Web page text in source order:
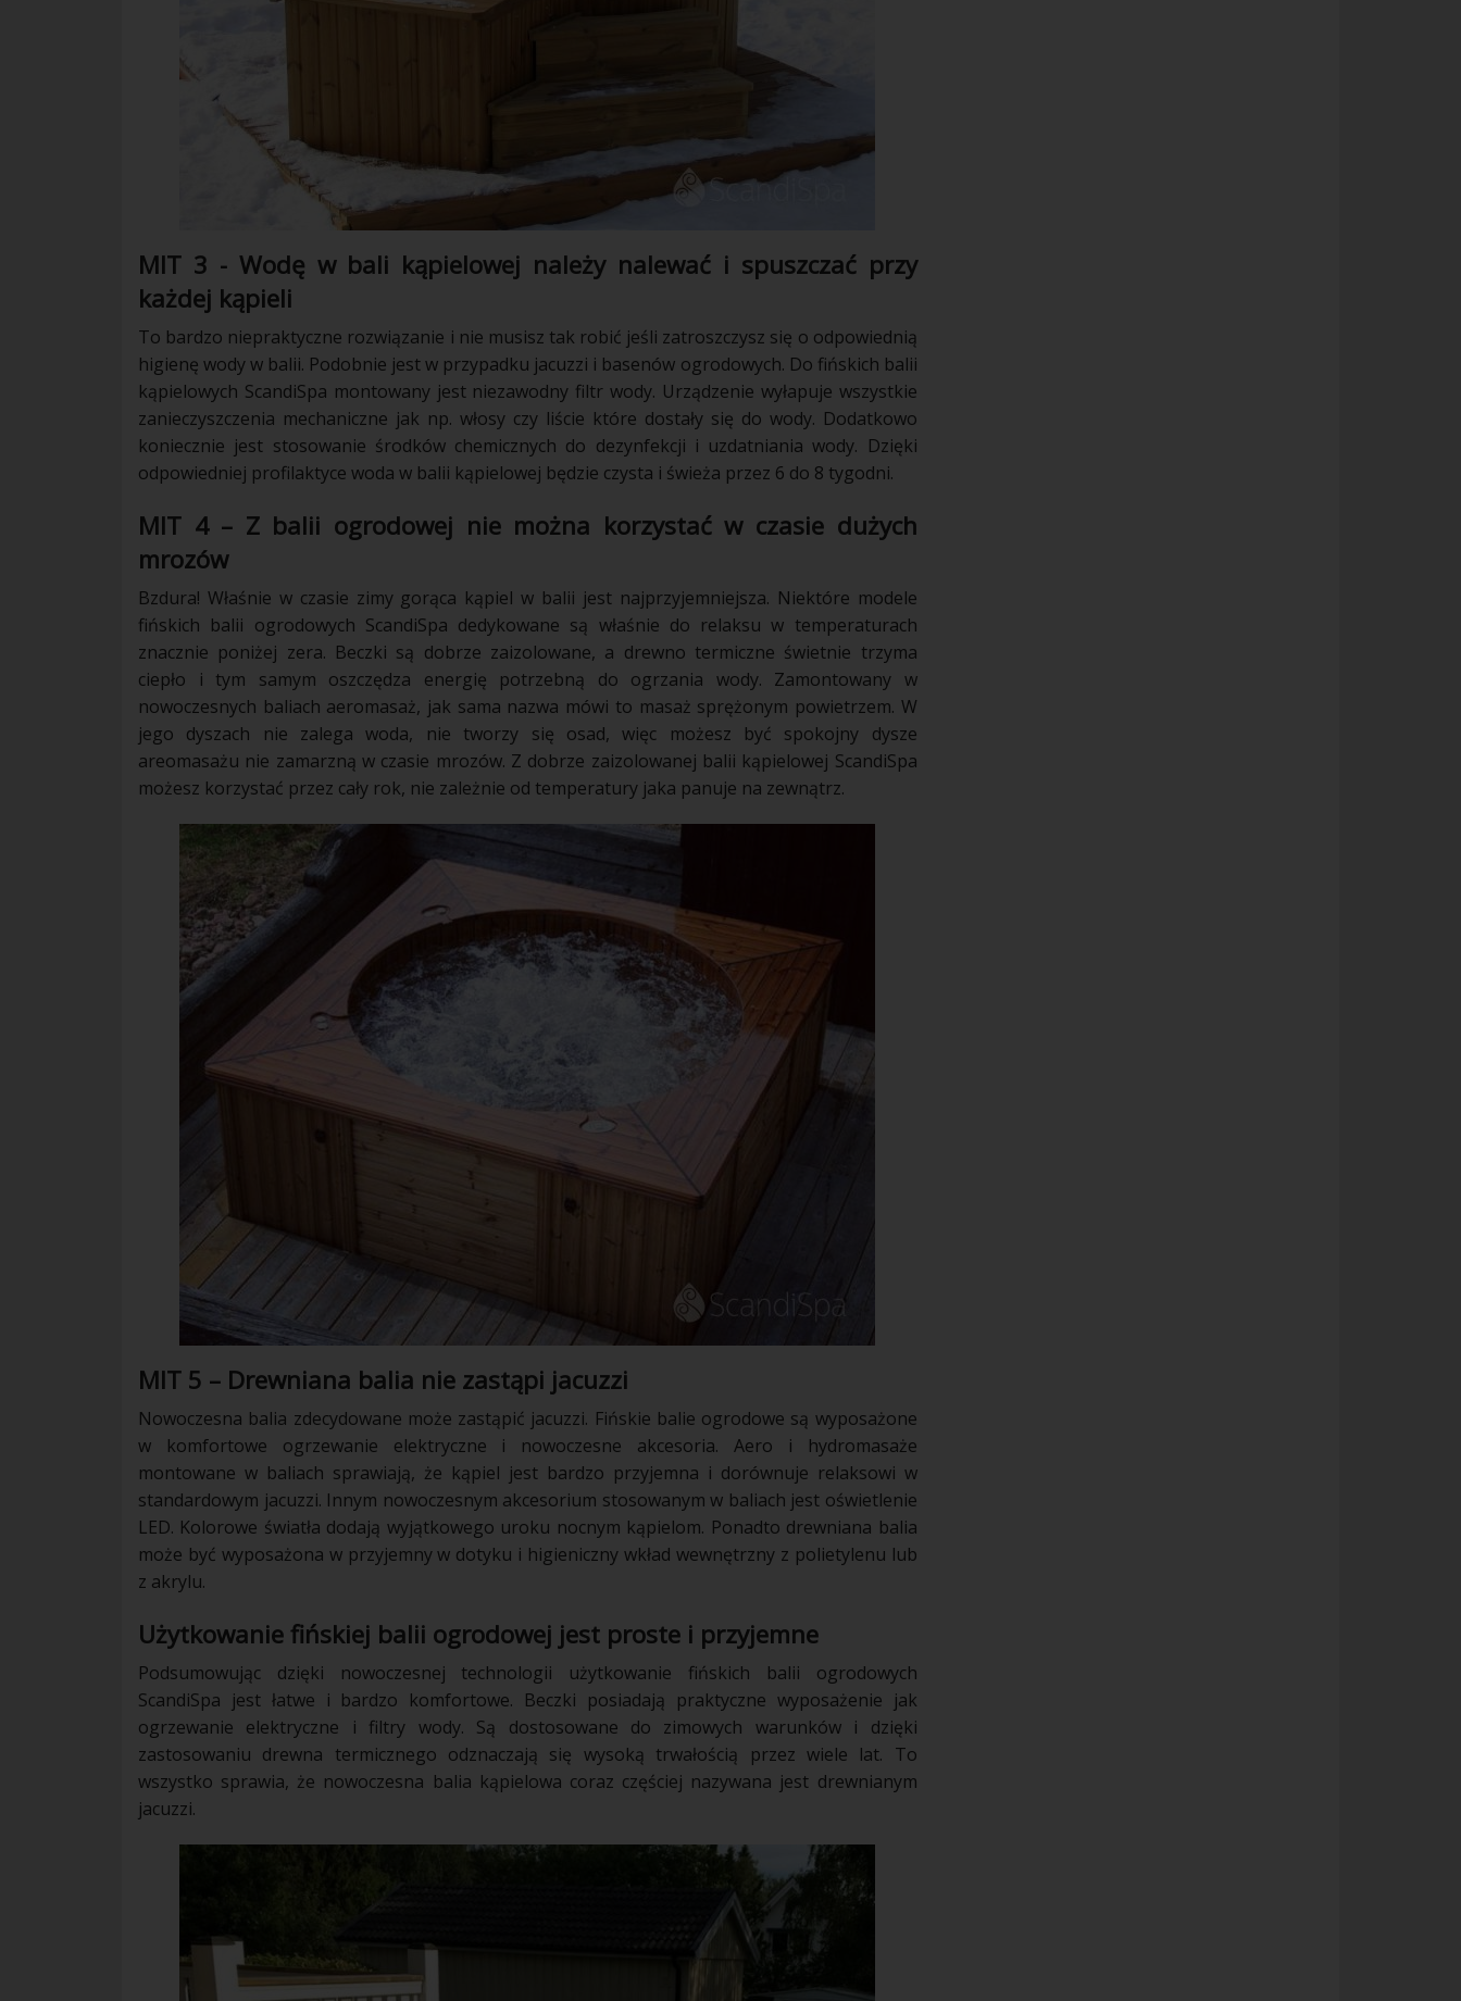
MIT 3 - Wodę w bali kąpielowej należy nalewać i spuszczać przy
każdej kąpieli
To bardzo niepraktyczne rozwiązanie i nie musisz tak robić jeśli zatroszczysz się o odpowiednią
higienę wody w balii. Podobnie jest w przypadku jacuzzi i basenów ogrodowych. Do fińskich balii
kąpielowych ScandiSpa montowany jest niezawodny filtr wody. Urządzenie wyłapuje wszystkie
zanieczyszczenia mechaniczne jak np. włosy czy liście które dostały się do wody. Dodatkowo
koniecznie jest stosowanie środków chemicznych do dezynfekcji i uzdatniania wody. Dzięki
odpowiedniej profilaktyce woda w balii kąpielowej będzie czysta i świeża przez 6 do 8 tygodni.
MIT 4 – Z balii ogrodowej nie można korzystać w czasie dużych
mrozów
Bzdura! Właśnie w czasie zimy gorąca kąpiel w balii jest najprzyjemniejsza. Niektóre modele
fińskich balii ogrodowych ScandiSpa dedykowane są właśnie do relaksu w temperaturach
znacznie poniżej zera. Beczki są dobrze zaizolowane, a drewno termiczne świetnie trzyma
ciepło i tym samym oszczędza energię potrzebną do ogrzania wody. Zamontowany w
nowoczesnych baliach aeromasaż, jak sama nazwa mówi to masaż sprężonym powietrzem. W
jego dyszach nie zalega woda, nie tworzy się osad, więc możesz być spokojny dysze
areomasażu nie zamarzną w czasie mrozów. Z dobrze zaizolowanej balii kąpielowej ScandiSpa
możesz korzystać przez cały rok, nie zależnie od temperatury jaka panuje na zewnątrz.
MIT 5 – Drewniana balia nie zastąpi jacuzzi
Nowoczesna balia zdecydowane może zastąpić jacuzzi. Fińskie balie ogrodowe są wyposażone
w komfortowe ogrzewanie elektryczne i nowoczesne akcesoria. Aero i hydromasaże
montowane w baliach sprawiają, że kąpiel jest bardzo przyjemna i dorównuje relaksowi w
standardowym jacuzzi. Innym nowoczesnym akcesorium stosowanym w baliach jest oświetlenie
LED. Kolorowe światła dodają wyjątkowego uroku nocnym kąpielom. Ponadto drewniana balia
może być wyposażona w przyjemny w dotyku i higieniczny wkład wewnętrzny z polietylenu lub
z akrylu.
Użytkowanie fińskiej balii ogrodowej jest proste i przyjemne
Podsumowując dzięki nowoczesnej technologii użytkowanie fińskich balii ogrodowych
ScandiSpa jest łatwe i bardzo komfortowe. Beczki posiadają praktyczne wyposażenie jak
ogrzewanie elektryczne i filtry wody. Są dostosowane do zimowych warunków i dzięki
zastosowaniu drewna termicznego odznaczają się wysoką trwałością przez wiele lat. To
wszystko sprawia, że nowoczesna balia kąpielowa coraz częściej nazywana jest drewnianym
jacuzzi.